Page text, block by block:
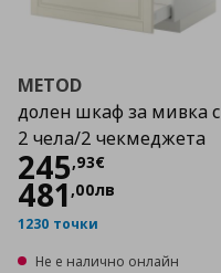
METOD
долен шкаф за мивка с
2 чела/2 чекмеджета
245,93€
Цена
481 ,00лв
1230 точки
Не е налично онлайн